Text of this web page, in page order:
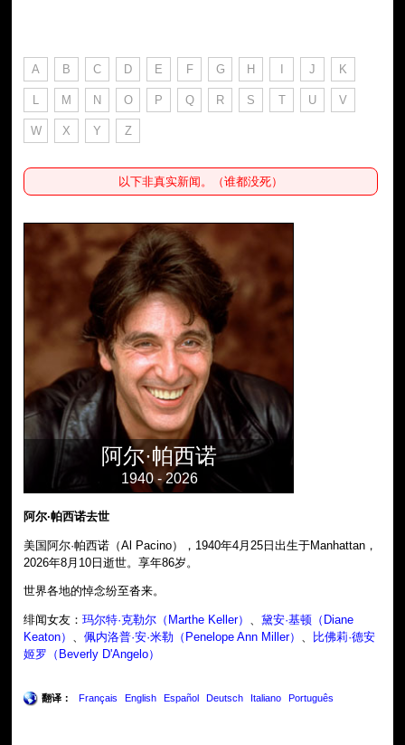
A B C D E F G H I J K
L M N O P Q R S T U V
W X Y Z
以下非真实新闻。（谁都没死）
阿尔·帕西诺
1940 - 2026
阿尔·帕西诺去世
美国阿尔·帕西诺（Al Pacino），1940年4月25日出生于Manhattan，
2026年8月10日逝世。享年86岁。
世界各地的悼念纷至沓来。
绯闻女友：玛尔特·克勒尔（Marthe Keller） 、黛安·基顿（Diane
Keaton） 、佩内洛普·安·米勒（Penelope Ann Miller） 、
比佛莉·德安
姬罗（Beverly D'Angelo）
翻译： Français English Español Deutsch Italiano Português